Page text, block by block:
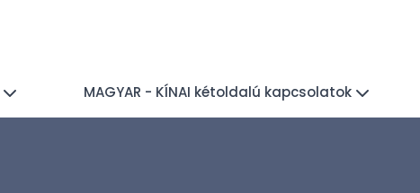
MAGYAR - KÍNAI kétoldalú kapcsolatok